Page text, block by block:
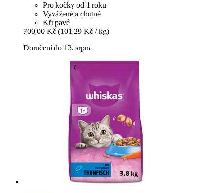
Pro kočky od 1 roku
Vyvážené a chutné
Křupavé
709,00 Kč (101,29 Kč / kg)
Doručení do 13. srpna